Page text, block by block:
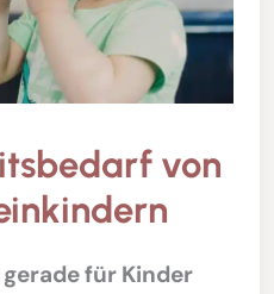
von
für Kinder